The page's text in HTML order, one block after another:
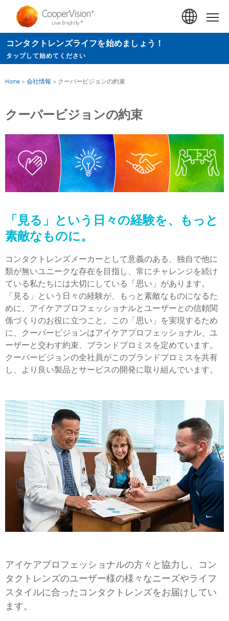
ン
コ
ン
に
移
動
コンタクトレンズライフを始めましょう！
タップして始めてください
Home >会社情報 > クーパービジョンの約束
クーパービジョンの約束
「見る」という日々の経験を、もっと
素敵なものに。
コンタクトレンズメーカーとして意義のある、独自で他に
類が無いユニークな存在を目指し、常にチャレンジを続け
ている私たちには大切にしている「思い」があります。
「見る」という日々の経験が、もっと素敵なものになるた
めに、アイケアプロフェッショナルとユーザーとの信頼関
係づくりのお役に立つこと。この「思い」を実現するため
に、クーパービジョンはアイケアプロフェッショナル、ユ
ーザーと交わす約束、ブランドプロミスを定めています。
クーパービジョンの全社員がこのブランドプロミスを共有
し、より良い製品とサービスの開発に取り組んでいます。
アイケアプロフェッショナルの方々と協力し、コン
タクトレンズのユーザー様の様々なニーズやライフ
スタイルに合ったコンタクトレンズをお届けしてい
ます。